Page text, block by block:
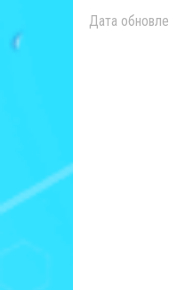
Дата